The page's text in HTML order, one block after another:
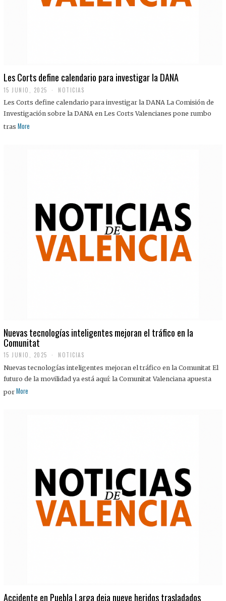
Les Corts define calendario para investigar la DANA
15 JUNIO, 2025 NOTICIAS
Les Corts define calendario para investigar la DANA La Comisión de
Investigación sobre la DANA en Les Corts Valencianes pone rumbo
tras More
Nuevas tecnologías inteligentes mejoran el tráfico en la
Comunitat
15 JUNIO, 2025 NOTICIAS
Nuevas tecnologías inteligentes mejoran el tráfico en la Comunitat El
futuro de la movilidad ya está aquí: la Comunitat Valenciana apuesta
por More
Accidente en Puebla Larga deja nueve heridos trasladados